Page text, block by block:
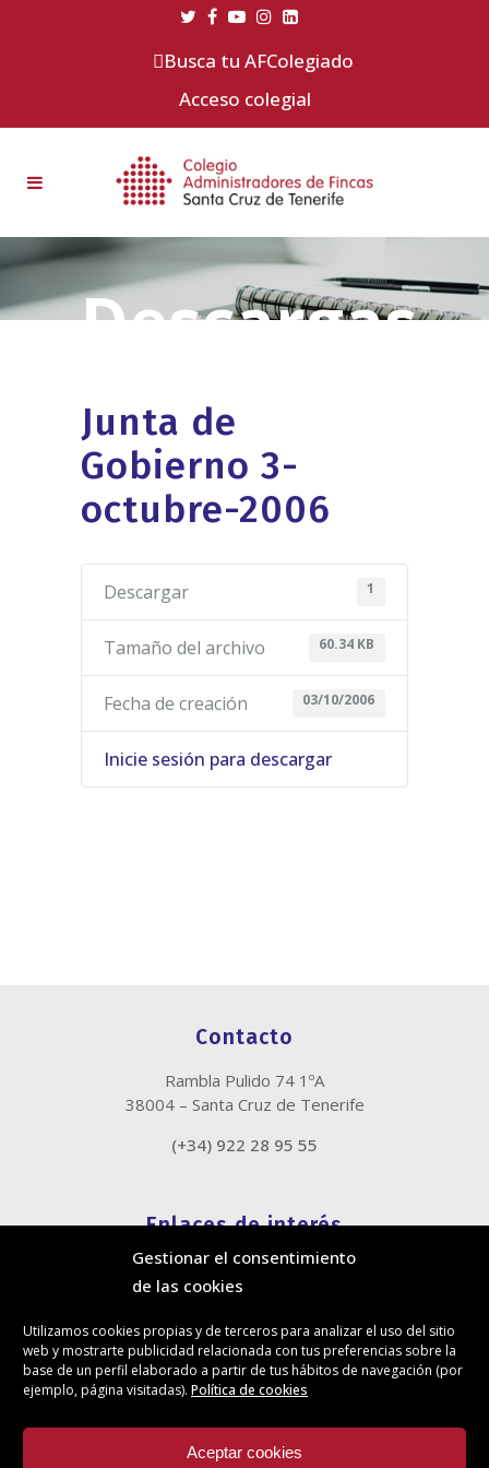
Gestionar el consentimiento
de las cookies
Utilizamos cookies propias y de terceros para analizar el uso del sitio
web y mostrarte publicidad relacionada con tus preferencias sobre la
base de un perfil elaborado a partir de tus hábitos de navegación (por
ejemplo, página visitadas). Política de cookies
Aceptar cookies
Busca tu AFColegiado
Acceso colegial
Junta de
Gobierno 3-
octubre-2006
Descargar 1
Tamaño del archivo 60.34 KB
Fecha de creación 03/10/2006
Inicie sesión para descargar
Contacto
Rambla Pulido 74 1ºA
38004 – Santa Cruz de Tenerife
(+34) 922 28 95 55
Enlaces de interés
Política de cookies
Política de privacidad
Canal de denuncias
Protección de privacidad en redes sociales
Síguenos